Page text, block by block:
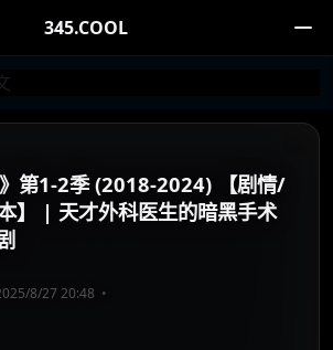
345.COOL
》第1-2季 (2018-2024) 【剧情/
】 | 天才外科医生的暗黑手术
8/27 20:48